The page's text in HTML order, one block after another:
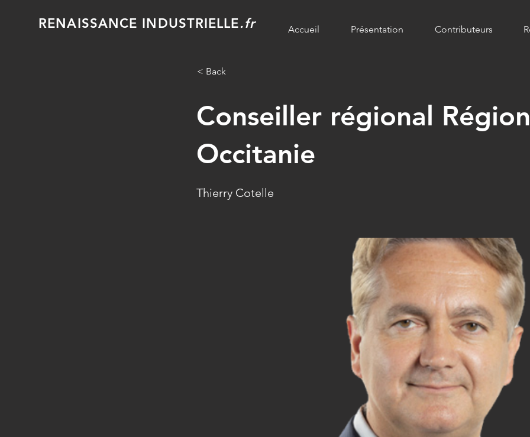
RENAISSANCE INDUSTRIELLE.fr Accueil Présentation Contributeurs
< Back
Conseiller régional Région
Occitanie
Thierry Cotelle